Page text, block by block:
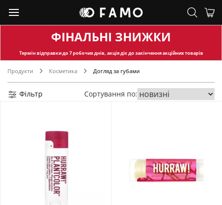
ФІНАЛЬНІ ЗНИЖКИ
Термін відправкидо 7 робочих днів, акція діє до закінчення акційних товарів
Продукти Косметика Догляд за губами
Фільтр Сортування по: